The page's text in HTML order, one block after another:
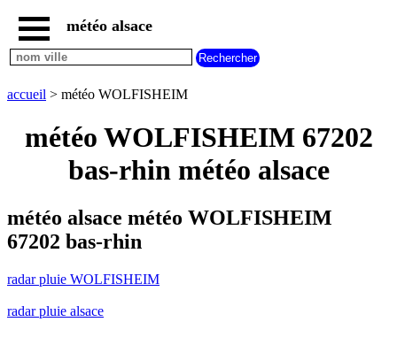
accueil
radar
WOLFISHEIM
météo
alsace
carte
météo
météo
météo alsace
accueil > météo WOLFISHEIM
météo WOLFISHEIM 67202
bas-rhin météo alsace
météo alsace météo WOLFISHEIM
67202 bas-rhin
radar pluie WOLFISHEIM
radar pluie alsace